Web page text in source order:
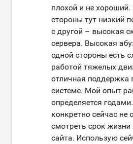
плохой и не
стороны тут низкий
с другой – высокая
сервера. Высокая
одной стороны есть
работой тяжелых
отличная поддержка
системе. Мой опыт
определяется
конкретно сейчас не
смотреть срок жизни
сайта. Использую